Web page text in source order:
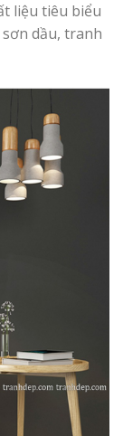
liệu tiêu biểu
dầu, tranh